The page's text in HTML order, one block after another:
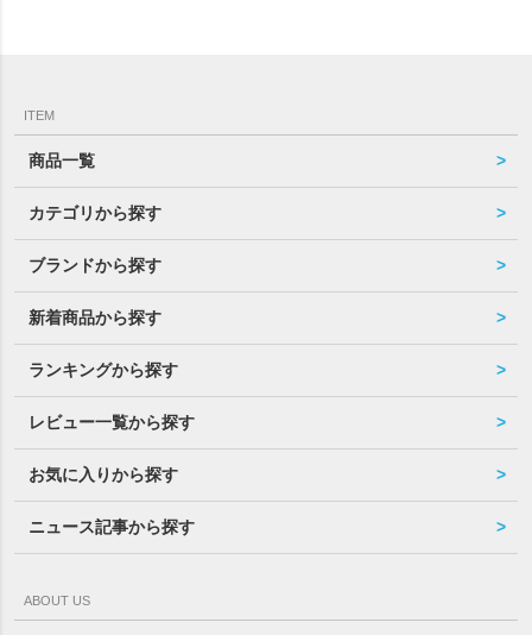
ITEM
商品一覧
カテゴリから探す
ブランドから探す
新着商品から探す
ランキングから探す
レビュー一覧から探す
お気に入りから探す
ニュース記事から探す
ABOUT US